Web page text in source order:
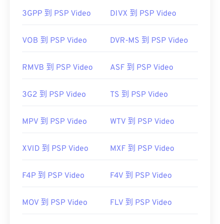
開發者： ISO、IEC
https://en.wikipedia.org/wiki/MPEG-1
3GPP 到 PSP Video DIVX 到 PSP Video
VOB 到 PSP Video DVR-MS 到 PSP Video
RMVB 到 PSP Video ASF 到 PSP Video
3G2 到 PSP Video TS 到 PSP Video
MPV 到 PSP Video WTV 到 PSP Video
XVID 到 PSP Video MXF 到 PSP Video
F4P 到 PSP Video F4V 到 PSP Video
MOV 到 PSP Video FLV 到 PSP Video